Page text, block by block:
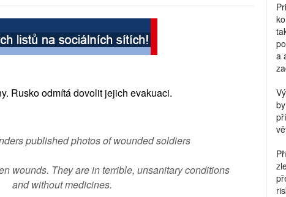
Rusko odmítá dovolit jejich evakuaci.
published photos of wounded soldiers
wounds. They are in terrible, unsanitary conditions
and without medicines.
a